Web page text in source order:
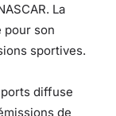
La
pour son
sportives.
diffuse
de